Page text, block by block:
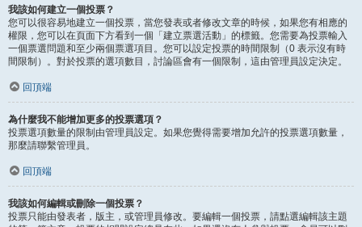
我該如何建立一個投票？
您可以很容易地建立一個投票，當您發表或者修改文章的時候，如果您有相應的
權限，您可以在頁面下方看到一個「建立票選活動」的標籤。您需要為投票輸入
一個票選問題和至少兩個票選項目。您可以設定投票的時間限制（0 表示沒有時
間限制）。對於投票的選項數目，討論區會有一個限制，這由管理員設定決定。
回頂端
為什麼我不能增加更多的投票選項？
投票選項數量的限制由管理員設定。如果您覺得需要增加允許的投票選項數量，
那麼請聯繫管理員。
回頂端
我該如何編輯或刪除一個投票？
投票只能由發表者，版主，或管理員修改。要編輯一個投票，請點選編輯該主題